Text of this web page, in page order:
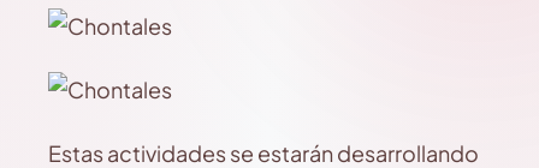
Estas actividades se estarán desarrollando